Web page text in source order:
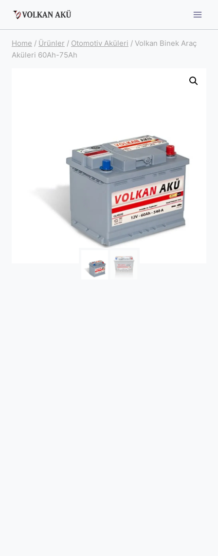
contentHome / Ürünler / Otomotiv Aküleri / Volkan Binek Araç
Aküleri 60Ah-75Ah